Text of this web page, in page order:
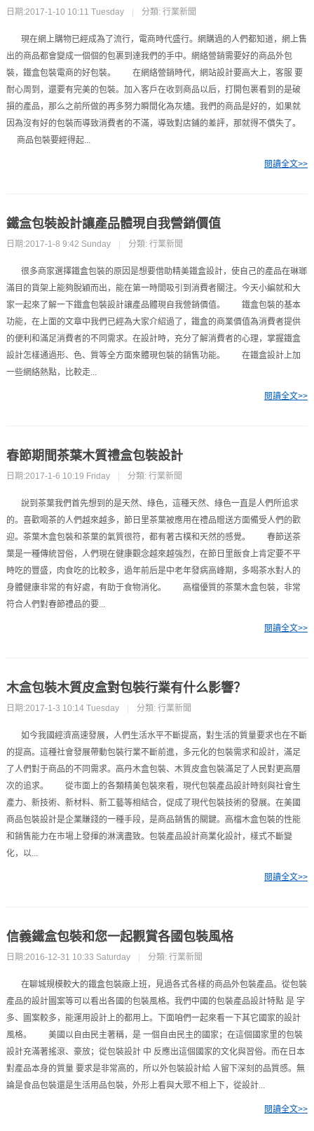
日期:2017-1-10 10:11 Tuesday | 分類: 行業新聞
現在網上購物已經成為了流行，電商時代盛行。網購過的人們都知道，網上售
出的商品都會變成一個個的包裹到達我們的手中。網絡營銷需要好的商品外包
裝，鐵盒包裝電商的好包裝。 在網絡營銷時代，網站設計要高大上，客服 要
耐心周到，還要有完美的包裝。加入客戶在收到商品以后，打開包裹看到的是破
損的產品，那么之前所做的再多努力瞬間化為灰燼。我們的商品是好的，如果就
因為沒有好的包裝而導致消費者的不滿，導致對店鋪的差評，那就得不償失了。
商品包裝要經得起...
閱讀全文>>
鐵盒包裝設計讓產品體現自我營銷價值
日期:2017-1-8 9:42 Sunday | 分類: 行業新聞
很多商家選擇鐵盒包裝的原因是想要借助精美鐵盒設計，使自己的產品在琳瑯
滿目的貨架上能夠脫穎而出，能在第一時間吸引到消費者關注。今天小編就和大
家一起來了解一下鐵盒包裝設計讓產品體現自我營銷價值。 鐵盒包裝的基本
功能，在上面的文章中我們已經為大家介紹過了，鐵盒的商業價值為消費者提供
的便利和滿足消費者的不同需求。在設計時，充分了解消費者的心理，掌握鐵盒
設計怎樣通過形、色、質等全方面來體現包裝的銷售功能。 在鐵盒設計上加
一些網絡熱點，比較走...
閱讀全文>>
春節期間茶葉木質禮盒包裝設計
日期:2017-1-6 10:19 Friday | 分類: 行業新聞
說到茶葉我們首先想到的是天然、綠色，這種天然、綠色一直是人們所追求
的。喜歡喝茶的人們越來越多，節日里茶葉被應用在禮品贈送方面備受人們的歡
迎。茶葉木盒包裝和茶葉的氣質很符，都有著古樸和天然的感覺。 春節送茶
葉是一種傳統習俗，人們現在健康觀念越來越強烈，在節日里飯食上肯定要不平
時吃的豐盛，肉食吃的比較多，過年前后是中老年發病高峰期，多喝茶水對人的
身體健康非常的有好處，有助于食物消化。 高檔優質的茶葉木盒包裝，非常
符合人們對春節禮品的要...
閱讀全文>>
木盒包裝木質皮盒對包裝行業有什么影響？
日期:2017-1-3 10:14 Tuesday | 分類: 行業新聞
如今我國經濟高速發展，人們生活水平不斷提高，對生活的質量要求也在不斷
的提高。這種社會發展帶動包裝行業不斷前進，多元化的包裝需求和設計，滿足
了人們對于商品的不同需求。高丹木盒包裝、木質皮盒包裝滿足了人民對更高層
次的追求。 從市面上的各類精美包裝來看，現代包裝產品設計時刻與社會生
產力、新技術、新材料、新工藝等相結合，促成了現代包裝技術的發展。在美國
商品包裝設計是企業賺錢的一種手段，是商品銷售的關鍵。高檔木盒包裝的性能
和銷售能力在市場上發揮的淋漓盡致。包裝產品設計商業化設計，樣式不斷變
化，以...
閱讀全文>>
信義鐵盒包裝和您一起觀賞各國包裝風格
日期:2016-12-31 10:33 Saturday | 分類: 行業新聞
在聊城規模較大的鐵盒包裝廠上班，見過各式各樣的商品外包裝產品。從包裝
產品的設計圖案等可以看出各國的包裝風格。我們中國的包裝產品設計特點 是 字
多、圖案較多，能運用設計上的都用上。下面咱們一起來看一下其它國家的設計
風格。 美國以自由民主著稱，是 一個自由民主的國家；在這個國家里的包裝
設計充滿著搖滾、豪放；從包裝設計 中 反應出這個國家的文化與習俗。而在日本
對產品本身的質量 要求是非常高的，所以外包裝設計給 人留下深刻的品質感。無
論是食品包裝還是生活用品包裝，外形上看與大眾不相上下，從設計...
閱讀全文>>